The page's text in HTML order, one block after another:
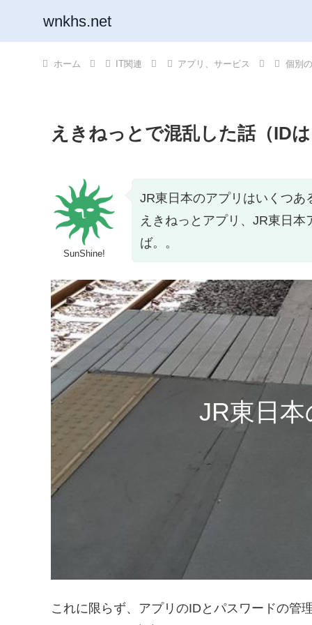
wnkhs.net
ホーム IT関連 アプリ、サービス 個別
えきねっとで混乱した話（ID
SunShine!
JR東日本のアプリはいくつあ
えきねっとアプリ、JR東日
ば。。
JR東日
これに限らず、アプリのIDとパスワードの管